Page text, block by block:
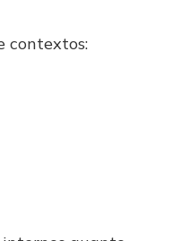
contextos: